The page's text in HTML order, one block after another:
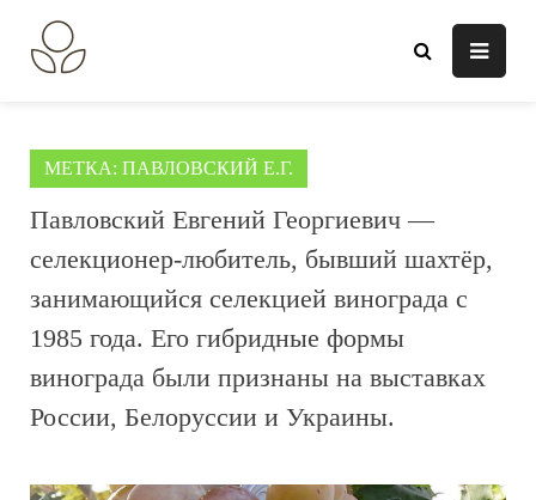
содержанию
МЕТКА: ПАВЛОВСКИЙ Е.Г.
Павловский Евгений Георгиевич —
селекционер-любитель, бывший шахтёр,
занимающийся селекцией винограда с
1985 года. Его гибридные формы
винограда были признаны на выставках
России, Белоруссии и Украины.